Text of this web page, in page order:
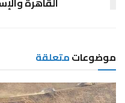
موضوعاتمتعلقة